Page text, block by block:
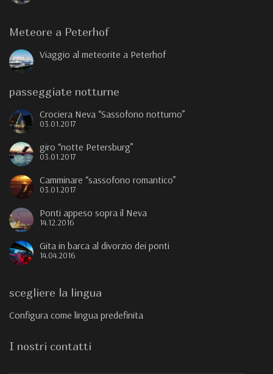
Meteore a Peterhof
Viaggio al meteorite a Peterhof
passeggiate notturne
Crociera Neva “Sassofono notturno”
03.01.2017
giro “notte Petersburg”
03.01.2017
Camminare “sassofono romantico”
03.01.2017
Ponti appeso sopra il Neva
14.12.2016
Gita in barca al divorzio dei ponti
14.04.2016
scegliere la lingua
Configura come lingua predefinita
I nostri contatti